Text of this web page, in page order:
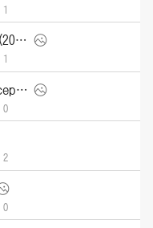
1
롤스로이스 Spectre Black Badge (2026)
1
쉐보레 Blazer EV.R NASCAR Concept (2025)
0
2
0